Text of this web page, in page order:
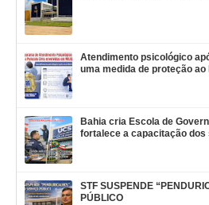
Atendimento psicológico
uma medida de proteção ao
Bahia cria Escola de
fortalece a capacitação dos
STF SUSPENDE
PÚBLICO